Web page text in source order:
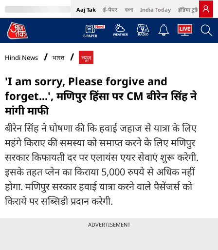
Aaj Tak ई-पेपर বাংলা India Today इंडिया टुडे हिंदी
MumbaiTak Cosmopolitan Harper's Bazaar Northeast
Hindi News भारत न्यूज़
'I am sorry, Please forgive and
forget...', मणिपुर हिंसा पर CM बीरेन सिंह ने
मांगी माफी
बीरेन सिंह ने घोषणा की कि हवाई जहाज से यात्रा के लिए
महंगे किराए की समस्या को समाप्त करने के लिए मणिपुर
सरकार किफायती दर पर एलायंस एयर सेवाएं शुरू करेगी.
इसके तहत प्लेन का किराया 5,000 रुपये से अधिक नहीं
होगा. मणिपुर सरकार हवाई यात्रा करने वाले पैसेंजर्स को
किराये पर सब्सिडी प्रदान करेगी.
ADVERTISEMENT